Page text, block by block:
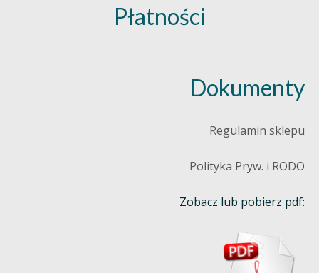
Płatności
Dokumenty
Regulamin sklepu
Polityka Pryw. i RODO
Zobacz lub pobierz pdf: